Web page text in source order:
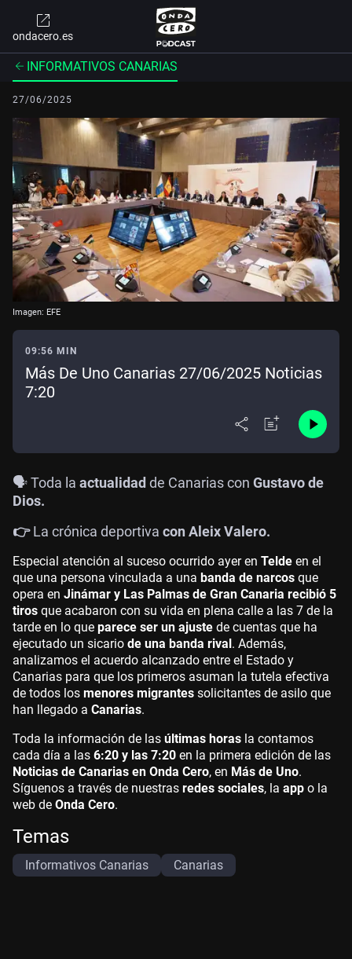
ondacero.es
INFORMATIVOS CANARIAS
27/06/2025
Imagen: EFE
09:56 MIN
Más De Uno Canarias 27/06/2025 Noticias
7:20
🗣️ Toda la actualidad de Canarias con Gustavo de
Dios.
👉La crónica deportiva con Aleix Valero.
Especial atención al suceso ocurrido ayer en Telde en el
que una persona vinculada a una banda de narcos que
opera en Jinámar y Las Palmas de Gran Canaria recibió 5
tiros que acabaron con su vida en plena calle a las 7 de la
tarde en lo que parece ser un ajuste de cuentas que ha
ejecutado un sicario de una banda rival. Además,
analizamos el acuerdo alcanzado entre el Estado y
Canarias para que los primeros asuman la tutela efectiva
de todos los menores migrantes solicitantes de asilo que
han llegado a Canarias.
Toda la información de las últimas horas la contamos
cada día a las 6:20 y las 7:20 en la primera edición de las
Noticias de Canarias en Onda Cero, en Más de Uno.
Síguenos a través de nuestras redes sociales, la app o la
web de Onda Cero.
Temas
Informativos Canarias Canarias